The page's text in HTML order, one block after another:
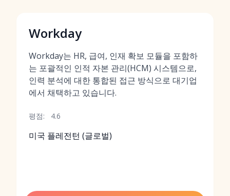
Workday
Workday는 HR, 급여, 인재 확보 모듈을 포함하
는 포괄적인 인적 자본 관리(HCM) 시스템으로,
인력 분석에 대한 통합된 접근 방식으로 대기업
에서 채택하고 있습니다.
평점: 4.6
미국 플레전턴 (글로벌)